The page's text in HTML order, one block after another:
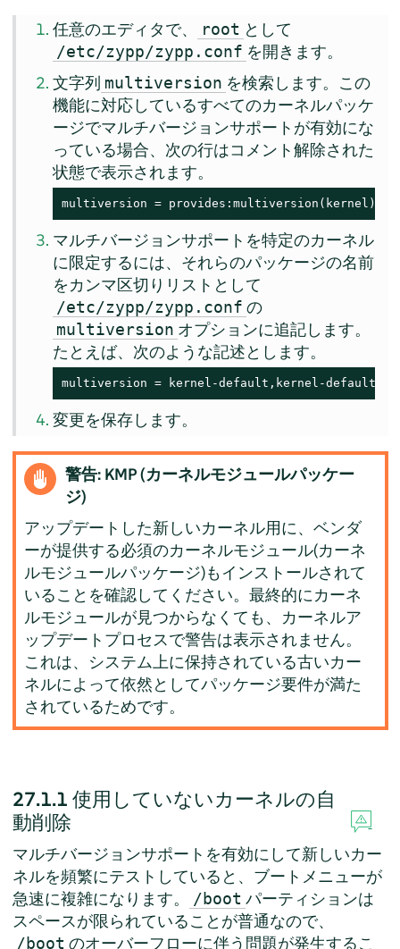
任意のエディタで、
root として
/etc/zypp/zypp.conf を開きます。
文字列 multiversion を検索します。この
機能に対応しているすべてのカーネルパッケ
ージでマルチバージョンサポートが有効にな
っている場合、次の行はコメント解除された
状態で表示されます。
multiversion = provides:multiversion(kernel)
マルチバージョンサポートを特定のカーネル
に限定するには、それらのパッケージの名前
をカンマ区切りリストとして
/etc/zypp/zypp.conf の
multiversion オプションに追記します。
たとえば、次のような記述とします。
multiversion = kernel-default,kernel-default-
変更を保存します。
警告: KMP (カーネルモジュールパッケー
ジ)
アップデートした新しいカーネル用に、ベンダ
ーが提供する必須のカーネルモジュール(カーネ
ルモジュールパッケージ)もインストールされて
いることを確認してください。最終的にカーネ
ルモジュールが見つからなくても、カーネルア
ップデートプロセスで警告は表示されません。
これは、システム上に保持されている古いカー
ネルによって依然としてパッケージ要件が満た
されているためです。
27.1.1 使用していないカーネルの自
動削除
マルチバージョンサポートを有効にして新しいカー
ネルを頻繁にテストしていると、ブートメニューが
急速に複雑になります。
/boot パーティションは
スペースが限られていることが普通なので、
/boot のオーバーフローに伴う問題が発生するこ